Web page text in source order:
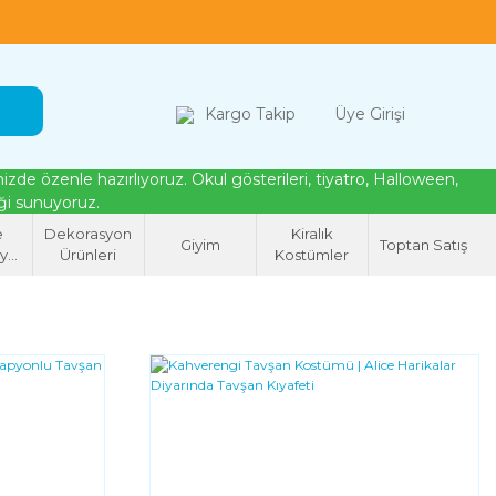
Kargo Takip Üye Girişi
özenle hazırlıyoruz. Okul gösterileri, tiyatro, Halloween,
sunuyoruz.
Dekorasyon
Ürünleri
Giyim
Kiralık
Kostümler
Toptan Satış